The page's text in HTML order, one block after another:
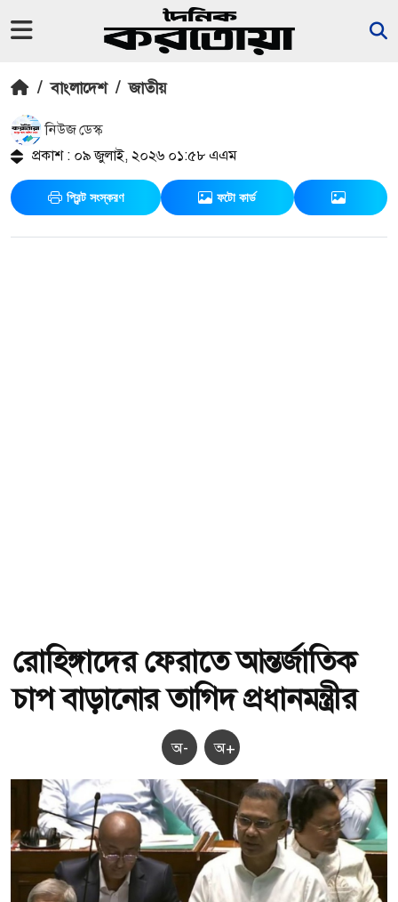
/ বাংলাদেশ / জাতীয়
নিউজ ডেস্ক
প্রকাশ : ০৯ জুলাই, ২০২৬ ০১:৫৮ এএম
প্রিন্ট সংস্করণ ফটো কার্ড
রোহিঙ্গাদের ফেরাতে আন্তর্জাতিক
চাপ বাড়ানোর তাগিদ প্রধানমন্ত্রীর
অ- অ+